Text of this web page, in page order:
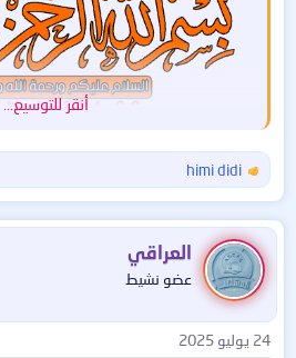
أقدم لكم اليوم نسخة رسمية من
أنقر للتوسيع...
ل
ت
ف
ا
ع
ا
ت
himi didi
العراقي
عضو نشيط
24 يوليو 2025